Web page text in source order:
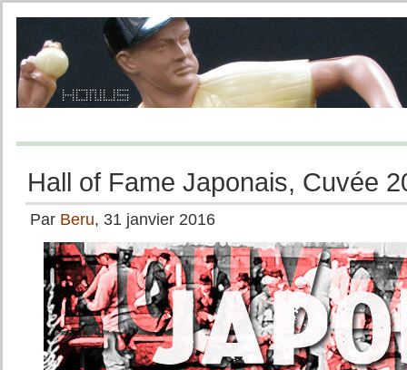
Hall of Fame Japonais, Cuvée
Par Beru, 31 janvier 2016